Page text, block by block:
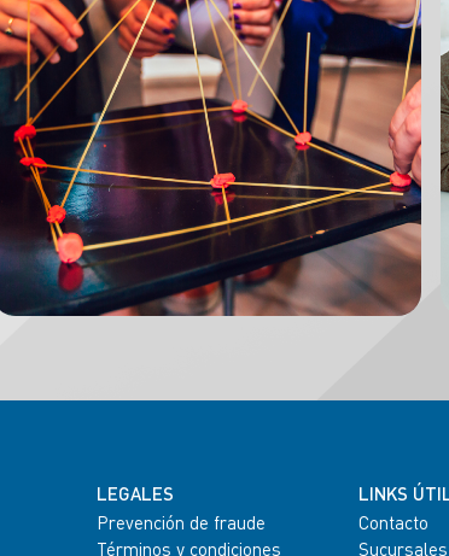
LEGALES
Prevención de fraude
Términos y condiciones
LINKS
Contacto
Sucursales